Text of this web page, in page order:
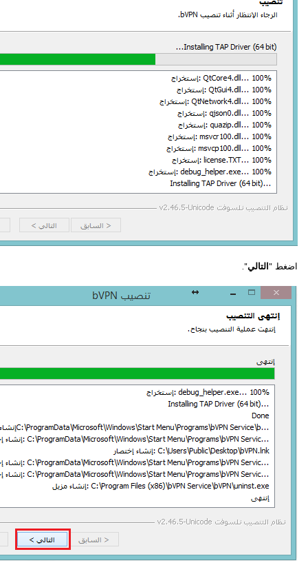
اضغط "التالي".